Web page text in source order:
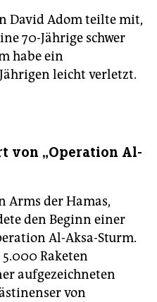
David Adom teilte mit,
70-Jährige schwer
habe ein
leicht verletzt.
von „Operation Al-
Arms der Hamas,
den Beginn einer
Al-Aksa-Sturm.
Raketen
aufgezeichneten
von